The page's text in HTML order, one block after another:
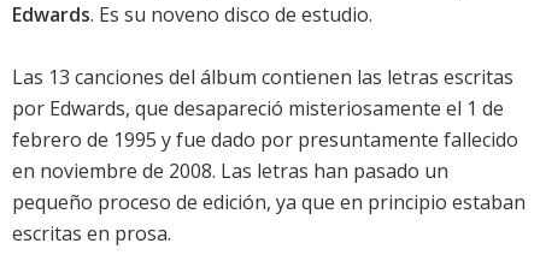
Edwards. Es su noveno disco de estudio.
Las 13 canciones del álbum contienen las letras escritas
por Edwards, que desapareció misteriosamente el 1 de
febrero de 1995 y fue dado por presuntamente fallecido
en noviembre de 2008. Las letras han pasado un
pequeño proceso de edición, ya que en principio estaban
escritas en prosa.